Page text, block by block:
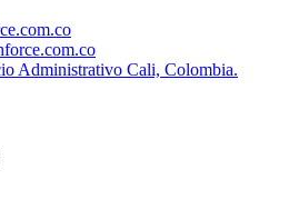
Administrativo Cali, Colombia.